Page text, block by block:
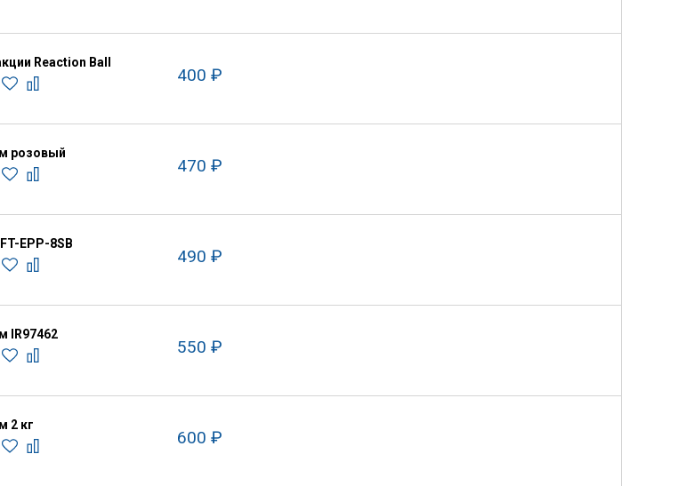
Reaction Ball
400 ₽
розовый
470 ₽
EPP-8SB
490 ₽
IR97462
550 ₽
2 кг
600 ₽